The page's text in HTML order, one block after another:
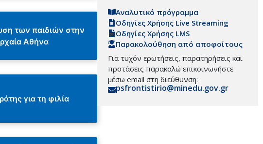
των παιδιών στην
Αθήνα
για τη φιλία
Αναλυτικό πρόγραμμα
Οδηγίες Χρήσης Live Streaming
Οδηγίες Χρήσης LMS
Παρακολούθηση από αποφοίτους
Για τυχόν ερωτήσεις, παρατηρήσεις και
προτάσεις παρακαλώ επικοινωνήστε
μέσω email στη διεύθυνση:
psfrontistirio@minedu.gov.gr